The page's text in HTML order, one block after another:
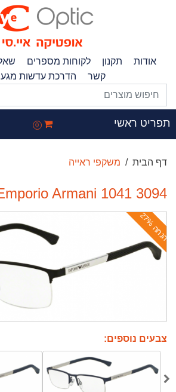
אודות תקנון לקוחות מספרים
קשר
הדרכת עדשות מגע
ראשי 0
דף הבית משקפי ראייה
Emporio Armani 1041 3094
ה
נ
ח
ה
2
7
צבעים נוספים: